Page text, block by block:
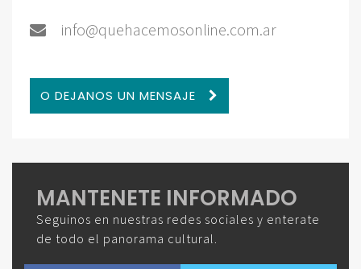
info@quehacemosonline.com.ar
O DEJANOS UN MENSAJE
MANTENETE INFORMADO
Seguinos en nuestras redes sociales y enterate
de todo el panorama cultural.